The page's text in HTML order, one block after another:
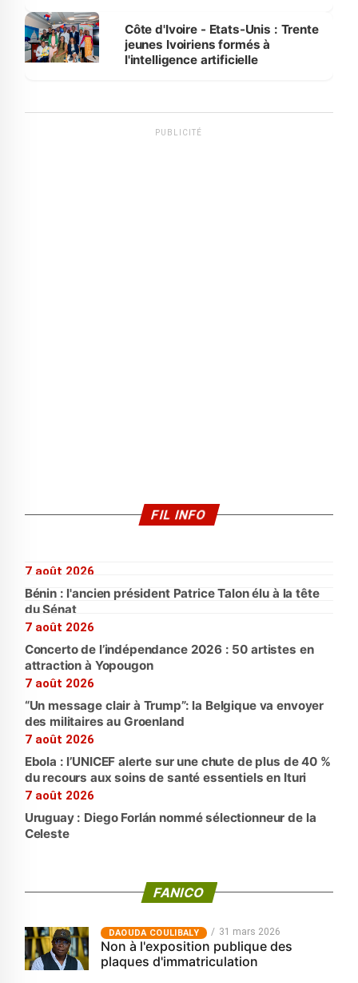
Côte d'Ivoire - Etats-Unis : Trente
jeunes Ivoiriens formés à
l'intelligence artificielle
PUBLICITÉ
FIL INFO
7 août 2026
Bénin : l'ancien président Patrice Talon élu à la tête
du Sénat
7 août 2026
Concerto de l’indépendance 2026 : 50 artistes en
attraction à Yopougon
7 août 2026
“Un message clair à Trump”: la Belgique va envoyer
des militaires au Groenland
7 août 2026
Ebola : l’UNICEF alerte sur une chute de plus de 40 %
du recours aux soins de santé essentiels en Ituri
7 août 2026
Uruguay : Diego Forlán nommé sélectionneur de la
Celeste
FANICO
‎DAOUDA COULIBALY 31 mars 2026
Non à l'exposition publique des
plaques d'immatriculation